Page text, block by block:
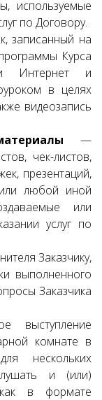
используемые
по Договору.
записанный на
Курса
Интернет и
в целях
видеозапись
—
чек-листов,
презентаций,
любой иной
или
услуг по
Заказчику,
выполненного
Заказчика
комнате в
нескольких
и (или)
как в формате